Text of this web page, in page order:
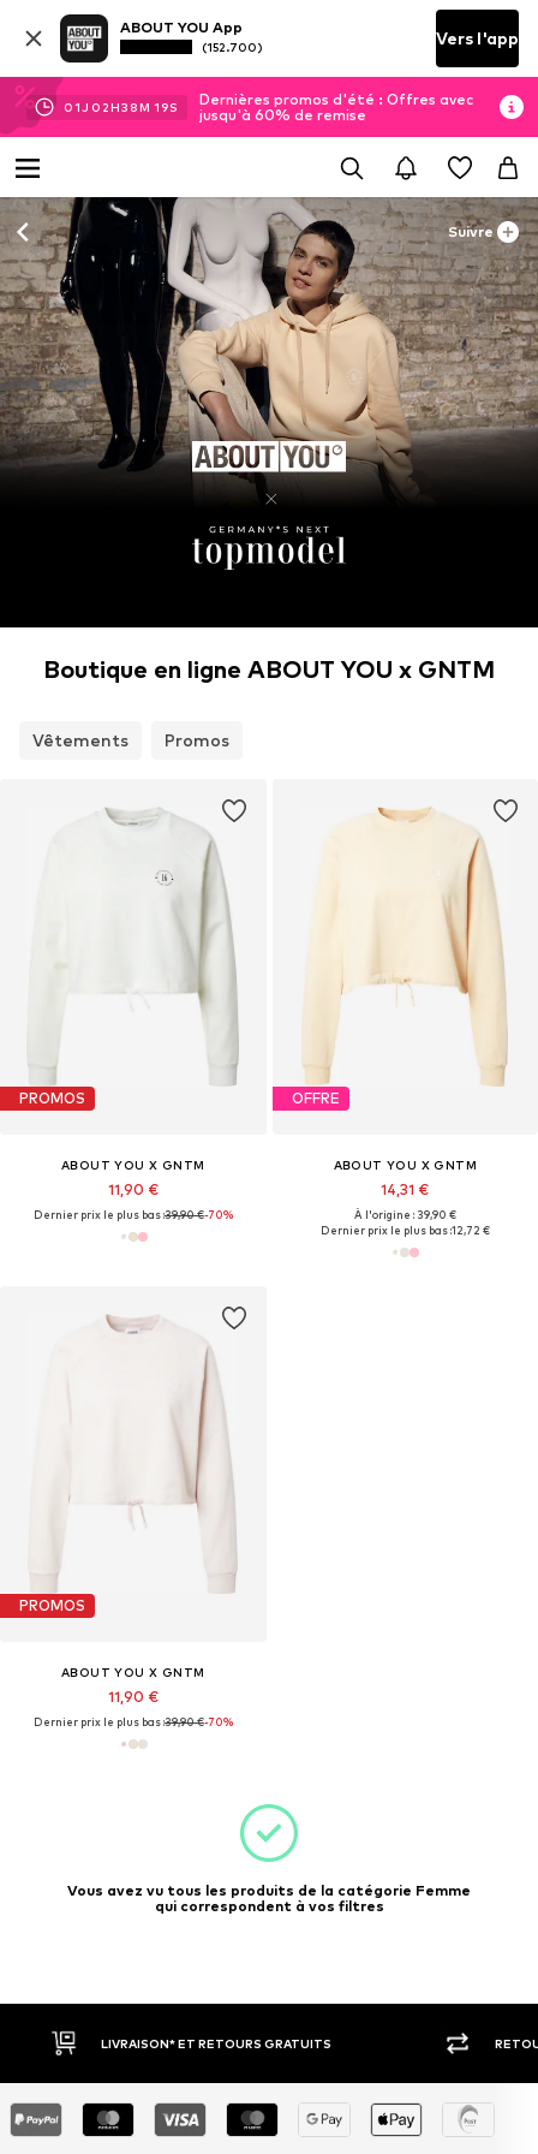
ABOUT YOU App
(152.700) Vers l'app
01J 02H38M 19S
Dernières promos d'été : Offres avec
jusqu'à 60% de remise
Suivre
Boutique en ligne ABOUT YOU x GNTM
Vêtements Promos
PROMOS
ABOUT YOU X GNTM
11,90 €
Dernier prix le plus bas :39,90 €-70%
OFFRE
ABOUT YOU X GNTM
14,31 €
À l'origine : 39,90 €
Dernier prix le plus bas :12,72 €
PROMOS
ABOUT YOU X GNTM
11,90 €
Dernier prix le plus bas :39,90 €-70%
Vous avez vu tous les produits de la catégorie Femme
qui correspondent à vos filtres
LIVRAISON* ET RETOURS GRATUITS